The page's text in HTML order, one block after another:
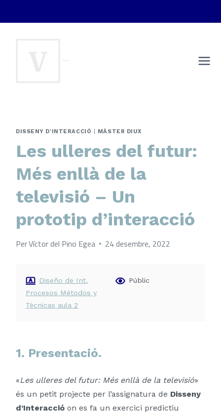
DISSENY D'INTERACCIÓ MÀSTER DIUX
Les ulleres del futur:
Més enllà de la
televisió – Un
prototip d’interacció
PerVíctor del Pino Egea 24 desembre, 2022
Diseño de Int.
Procesos Métodos y
Técnicas aula 2
Públic
1. Presentació.
«Les ulleres del futur: Més enllà de la televisió»
és un petit projecte per l’assignatura de Disseny
d’Interacció on es fa un exercici predictiu